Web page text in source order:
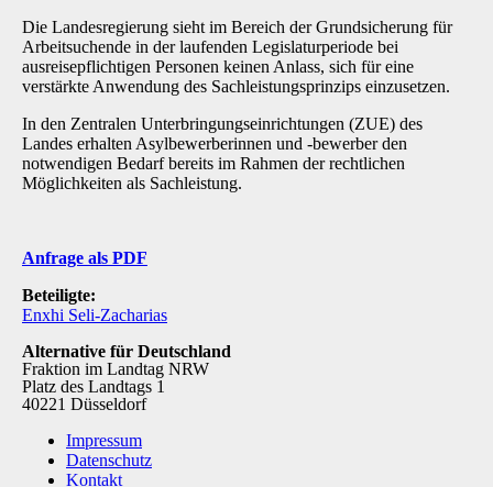
Die Landesregierung sieht im Bereich der Grundsicherung für
Arbeitsuchende in der laufenden Legislaturperiode bei
ausreisepflichtigen Personen keinen Anlass, sich für eine
verstärkte An­wendung des Sachleistungsprinzips einzusetzen.
In den Zentralen Unterbringungseinrichtungen (ZUE) des
Landes erhalten Asylbewerberinnen und -bewerber den
notwendigen Bedarf bereits im Rahmen der rechtlichen
Möglichkeiten als Sachleistung.
Anfrage als PDF
Beteiligte:
Enxhi Seli-Zacharias
Alternative für Deutschland
Fraktion im Landtag NRW
Platz des Landtags 1
40221 Düsseldorf
Impressum
Datenschutz
Kontakt